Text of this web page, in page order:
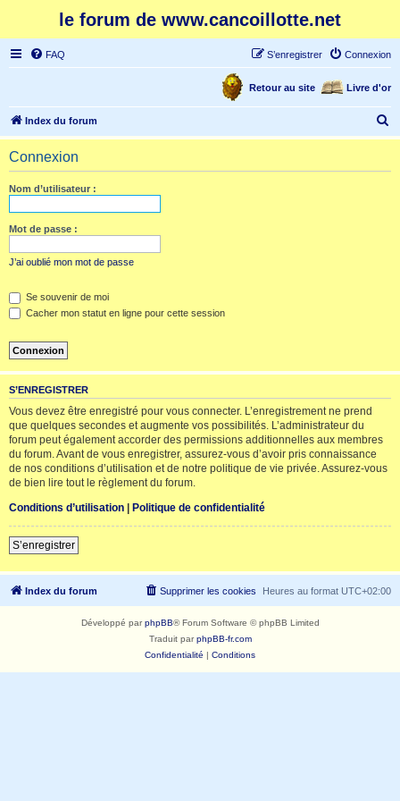
le forum de www.cancoillotte.net
FAQ Connexion
S’enregistrer
Livre d'or
Retour au site
Index du forum
e
Connexion
Nom d’utilisateur :
Mot de passe :
J’ai oublié mon mot de passe
Se souvenir de moi
Cacher mon statut en ligne pour cette session
S’ENREGISTRER
Vous devez être enregistré pour vous connecter. L’enregistrement ne prend
que quelques secondes et augmente vos possibilités. L’administrateur du
forum peut également accorder des permissions additionnelles aux membres
du forum. Avant de vous enregistrer, assurez-vous d’avoir pris connaissance
de nos conditions d’utilisation et de notre politique de vie privée. Assurez-vous
de bien lire tout le règlement du forum.
Conditions d’utilisation | Politique de confidentialité
S’enregistrer
Index du forum Heures au format UTC+02:00
Supprimer les cookies
Développé parphpBB® Forum Software © phpBB Limited
Traduit parphpBB-fr.com
Confidentialité | Conditions